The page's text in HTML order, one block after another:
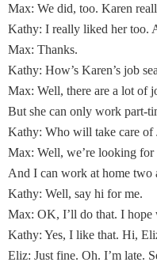
Max: We did, too. Karen
Kathy: I really liked her too.
Max: Thanks.
Kathy: How’s Karen’s job
Max: Well, there are a lot of
But she can only work part-
Kathy: Who will take care of
Max: Well, we’re looking for
And I can work at home two
Kathy: Well, say hi for me.
Max: OK, I’ll do that. I hope
Kathy: Yes, I like that. Hi,
Eliz: Just fine. Oh. I’m late.